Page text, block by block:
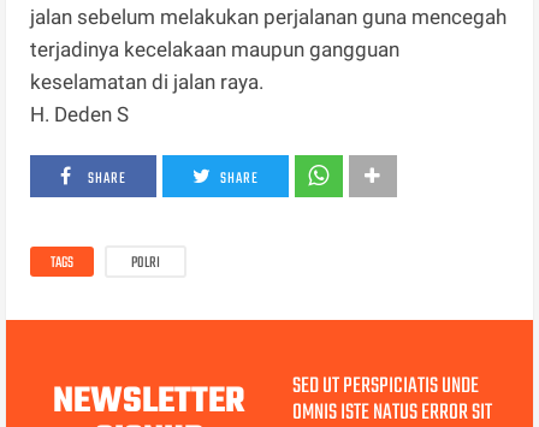
jalan sebelum melakukan perjalanan guna mencegah
terjadinya kecelakaan maupun gangguan
keselamatan di jalan raya.
H. Deden S
SHARE SHARE
TAGS POLRI
NEWSLETTER SED UT PERSPICIATIS UNDE
OMNIS ISTE NATUS ERROR SIT